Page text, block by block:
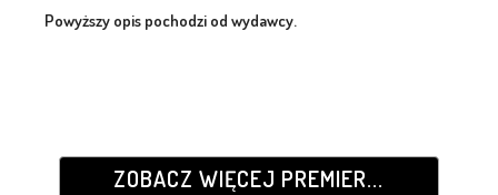
Powyższy opis pochodzi od wydawcy.
ZOBACZ WIĘCEJ PREMIER...